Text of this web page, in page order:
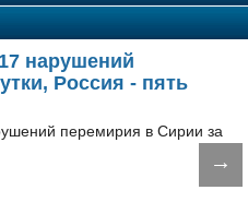
нарушений
Россия - пять
→